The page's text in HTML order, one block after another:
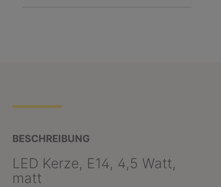
BESCHREIBUNG
LED Kerze, E14, 4,5 Watt,
matt